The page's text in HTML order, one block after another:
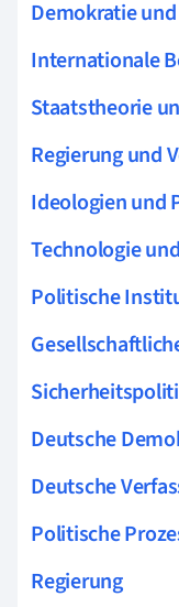
Demokratie
Internationale
Staatstheorie
Regierung und
Ideologien und
Technologie
Politische
Deutsche
Deutsche
Politische
Regierung